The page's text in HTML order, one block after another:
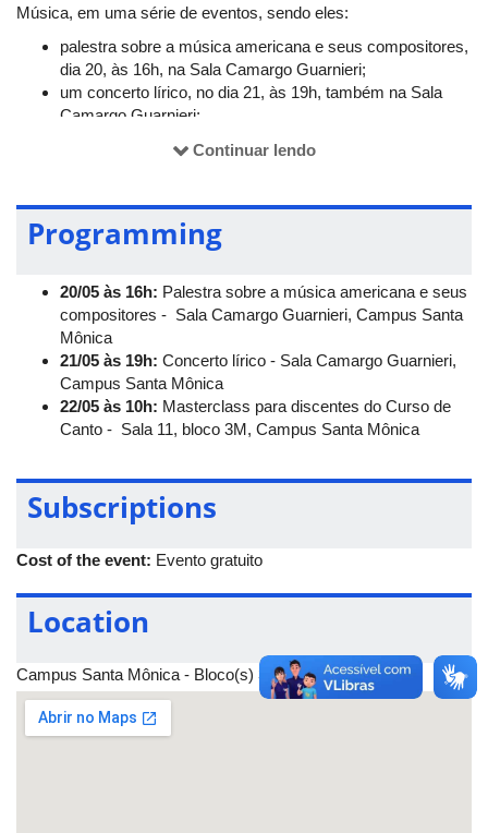
Música, em uma série de eventos, sendo eles:
palestra sobre a música americana e seus compositores,
dia 20, às 16h, na Sala Camargo Guarnieri;
um concerto lírico, no dia 21, às 19h, também na Sala
Camargo Guarnieri;
Canto, dia 22, às 10h, na sala 11 do Bloco 3M.
colaborador, o técnico do curso de Música Thiago de Freitas.
Os eventos são gratuitos e abertos ao público.
Continuar lendo
Programming
20/05 às 16h: Palestra sobre a música americana e seus
compositores - Sala Camargo Guarnieri, Campus Santa
Mônica
21/05 às 19h: Concerto lírico - Sala Camargo Guarnieri,
Campus Santa Mônica
22/05 às 10h: Masterclass para discentes do Curso de
Canto - Sala 11, bloco 3M, Campus Santa Mônica
Subscriptions
Cost of the event: Evento gratuito
Location
Campus Santa Mônica - Bloco(s) 3M